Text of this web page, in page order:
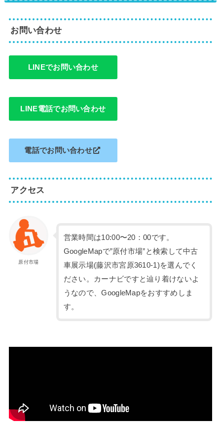
お問い合わせ
LINEでお問い合わせ
LINE電話でお問い合わせ
電話でお問い合わせ
アクセス
原付市場
営業時間は10:00〜20：00です。
GoogleMapで”原付市場”と検索して中古
車展示場(藤沢市宮原3610-1)を選んでく
ださい。カーナビですと辿り着けないよ
うなので、GoogleMapをおすすめしま
す。